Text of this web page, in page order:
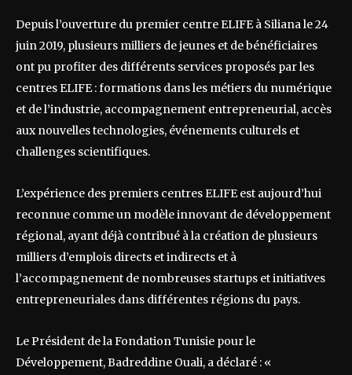
Depuis l’ouverture du premier centre ELIFE à Siliana le 24
juin 2019, plusieurs milliers de jeunes et de bénéficiaires
ont pu profiter des différents services proposés par les
centres ELIFE : formations dans les métiers du numérique
et de l’industrie, accompagnement entrepreneurial, accès
aux nouvelles technologies, événements culturels et
challenges scientifiques.
L’expérience des premiers centres ELIFE est aujourd’hui
reconnue comme un modèle innovant de développement
régional, ayant déjà contribué à la création de plusieurs
milliers d’emplois directs et indirects et à
l’accompagnement de nombreuses startups et initiatives
entrepreneuriales dans différentes régions du pays.
Le Président de la Fondation Tunisie pour le
Développement, Badreddine Ouali, a déclaré : «